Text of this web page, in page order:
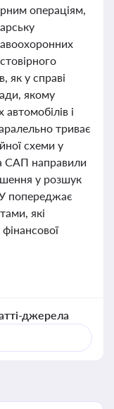
операціям,
як у справі
якому
і
триває
схеми у
САП направили
у розшук
попереджає
які
джерела